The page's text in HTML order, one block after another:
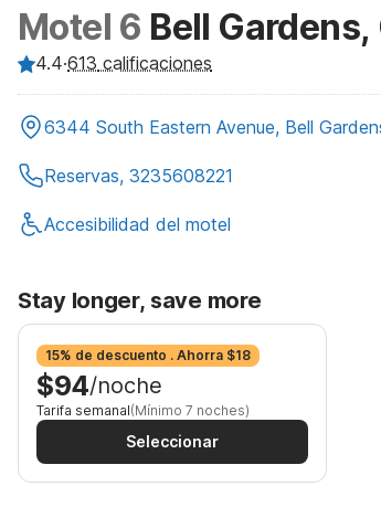
Motel 6 Bell
4.4·613 calificaciones
6344 South Eastern Avenue, Bell
Reservas, 3235608221
Accesibilidad del motel
Stay longer, save more
15% de descuento . Ahorra $18
$94/noche
Tarifa semanal(Mínimo 7 noches)
Seleccionar